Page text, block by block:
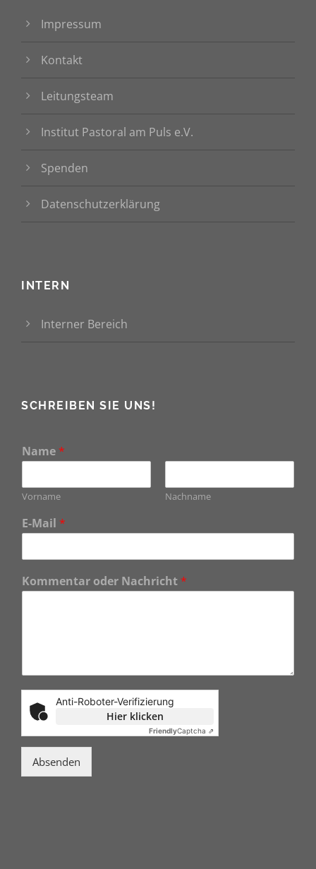
Impressum
Kontakt
Leitungsteam
Institut Pastoral am Puls e.V.
Spenden
Datenschutzerklärung
INTERN
Interner Bereich
SCHREIBEN SIE UNS!
Name *
Vorname Nachname
E-Mail *
Kommentar oder Nachricht *
Anti-Roboter-Verifizierung
Hier klicken
FriendlyCaptcha ⇗
Absenden